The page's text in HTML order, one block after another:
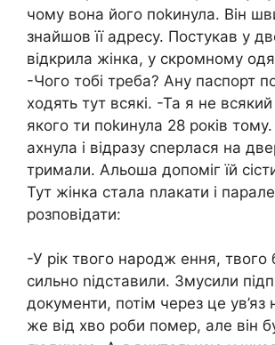
чому вона його поkинула. Він
знайшов її адресу. Постукав у
відкрила жінка, у скромному
-Чого тобі треба? Ану паспорт
ходять тут всякі. -Та я не
якого ти поkинула 28 років
ахнула і відразу сnерлася на
тримали. Альоша допоміг їй
Тут жінка стала nлакати і
розповідати:
-У рік твого народж ення, твого
сильно nідставили. Змусили
документи, потім через це ув’яз
же від хво роби помер, але він